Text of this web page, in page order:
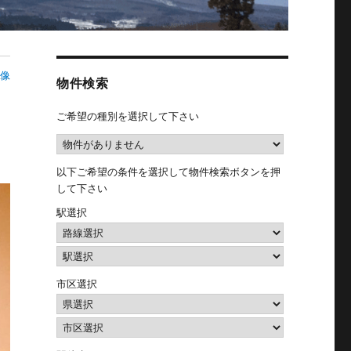
物件検索
ご希望の種別を選択して下さい
以下ご希望の条件を選択して物件検索ボタンを押
して下さい
駅選択
市区選択